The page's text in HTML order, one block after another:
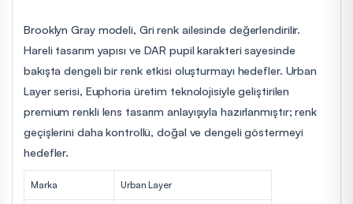
Brooklyn Gray modeli, Gri renk ailesinde değerlendirilir.
Hareli tasarım yapısı ve DAR pupil karakteri sayesinde
bakışta dengeli bir renk etkisi oluşturmayı hedefler. Urban
Layer serisi, Euphoria üretim teknolojisiyle geliştirilen
premium renkli lens tasarım anlayışıyla hazırlanmıştır; renk
geçişlerini daha kontrollü, doğal ve dengeli göstermeyi
hedefler.
Marka Urban Layer